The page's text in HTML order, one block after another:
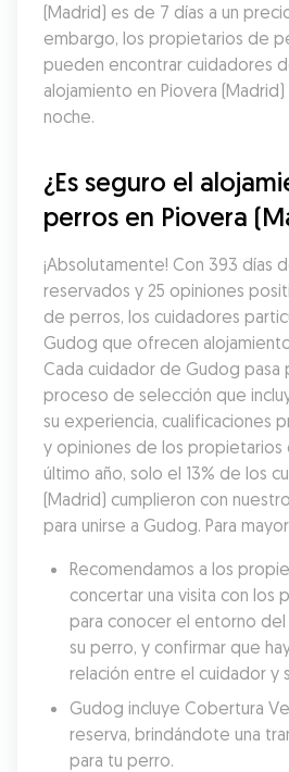
(Madrid) es de 7 días a un
embargo, los propietarios de
pueden encontrar cuidadores
alojamiento en Piovera
noche.
¿Es seguro el
perros en Piovera
¡Absolutamente! Con 393 días
reservados y 25 opiniones
de perros, los cuidadores
Gudog que ofrecen
Cada cuidador de Gudog pasa
proceso de selección que
su experiencia, cualificaciones
y opiniones de los propietarios
último año, solo el 13% de los
(Madrid) cumplieron con
para unirse a Gudog. Para
Recomendamos a los
concertar una visita con los
para conocer el entorno
su perro, y confirmar que
relación entre el cuidador y
Gudog incluye Cobertura
reserva, brindándote una
para tu perro.